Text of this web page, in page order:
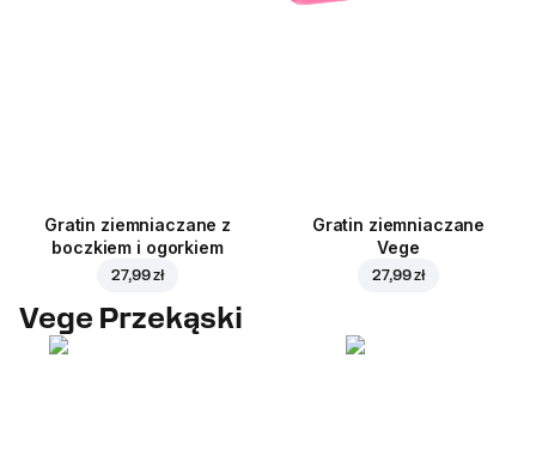
Gratin ziemniaczane z
boczkiem i ogorkiem
27,99 zł
Gratin ziemniaczane
Vege
27,99 zł
Vege Przekąski